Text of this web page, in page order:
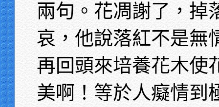
兩句。花凋謝了，掉
哀，他說落紅不是無
再回頭來培養花木使
美啊！等於人癡情到